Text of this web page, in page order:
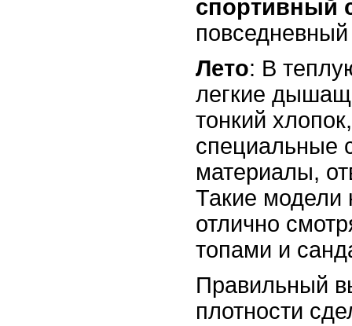
спортивный
повседневный
Лето: В
легкие
тонкий
специальные
материалы,
Такие
отлично
топами и
Правильный
плотности